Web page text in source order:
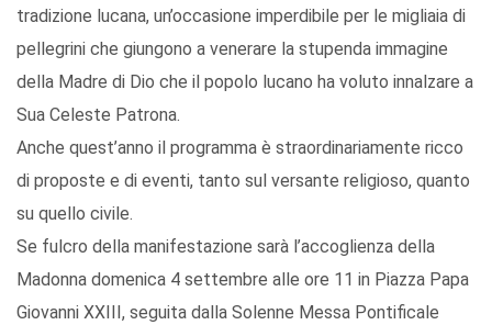
tradizione lucana, un’occasione imperdibile per le migliaia di
pellegrini che giungono a venerare la stupenda immagine
della Madre di Dio che il popolo lucano ha voluto innalzare a
Sua Celeste Patrona.
Anche quest’anno il programma è straordinariamente ricco
di proposte e di eventi, tanto sul versante religioso, quanto
su quello civile.
Se fulcro della manifestazione sarà l’accoglienza della
Madonna domenica 4 settembre alle ore 11 in Piazza Papa
Giovanni XXIII, seguita dalla Solenne Messa Pontificale